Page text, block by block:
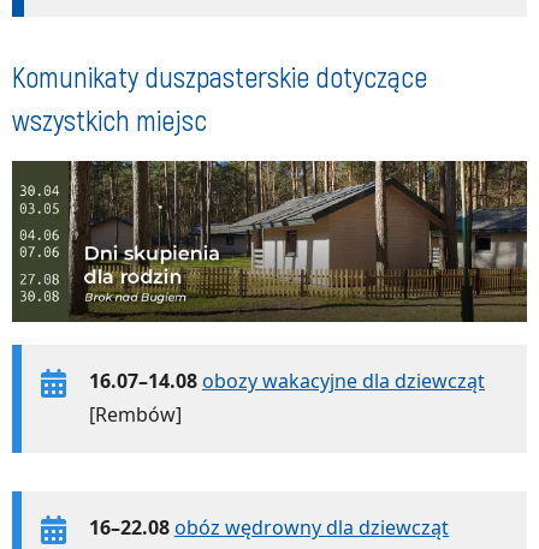
Komunikaty duszpasterskie dotyczące
wszystkich miejsc
16.07–14.08obozy wakacyjne dla dziewcząt
[Rembów]
16–22.08obóz wędrowny dla dziewcząt